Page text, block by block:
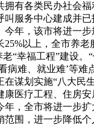
有各类民办社会
叫服务中心建成并
今年，该市将进一
以上，全市养老
“幸福工程”建设。
病难、就业难’等难
谋划实施“八大民
医疗工程、住房
，全市将进一步
围，进一步降低